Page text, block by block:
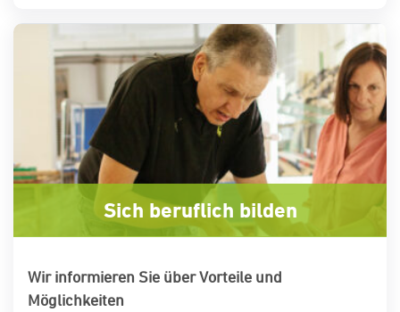
Sich beruflich bilden
Wir informieren Sie über Vorteile und
Möglichkeiten